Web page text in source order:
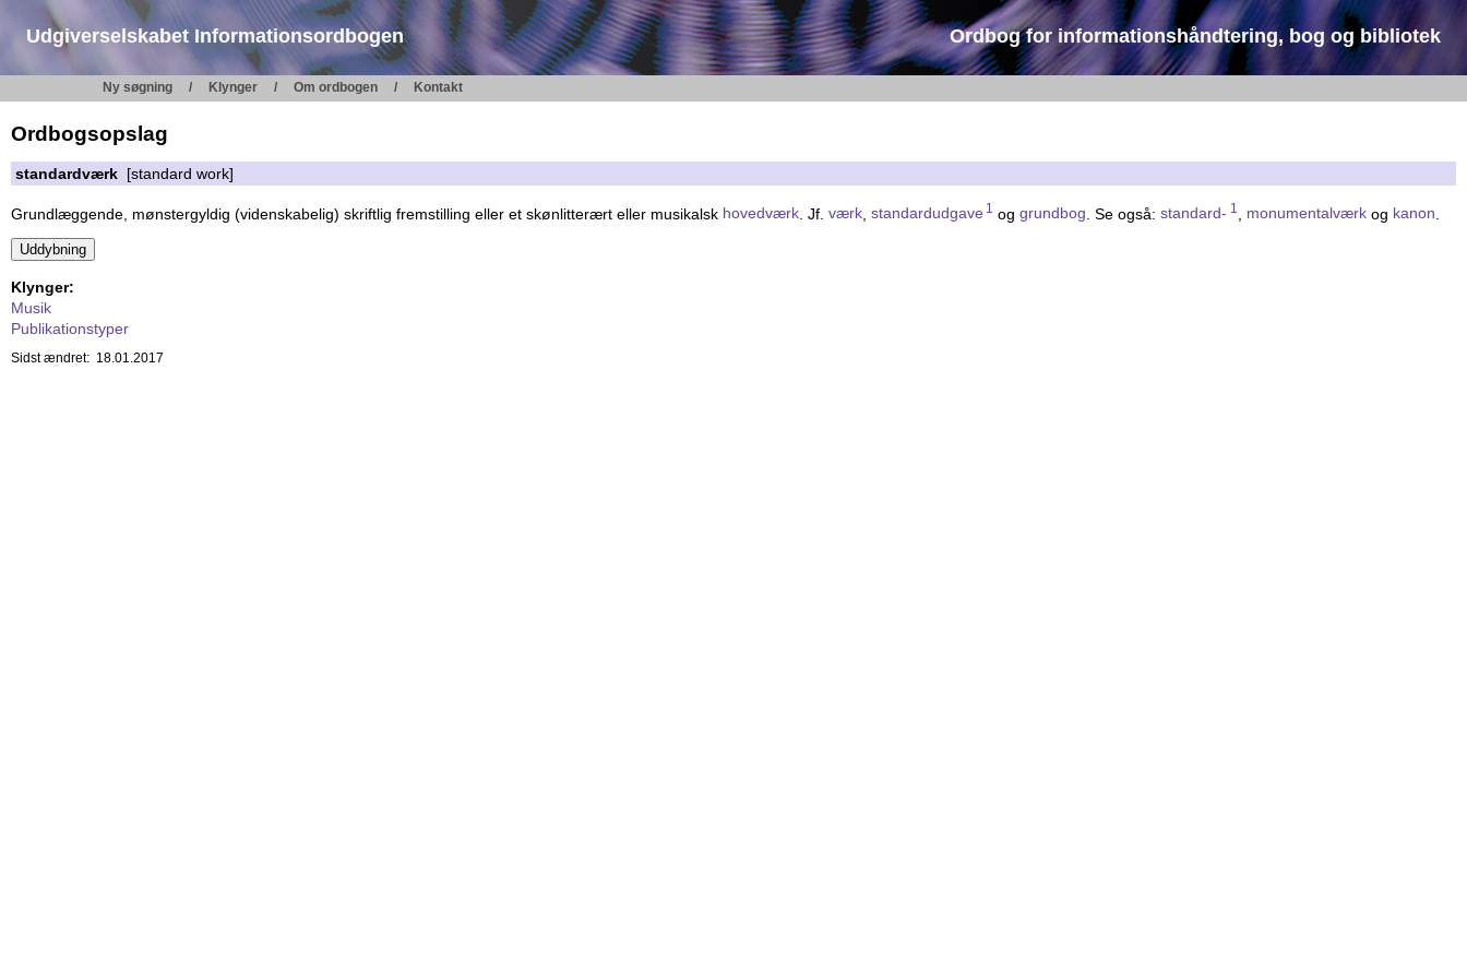
Udgiverselskabet Informationsordbogen Ordbog for informationshåndtering, bog og bibliotek
Ny søgning Klynger Om ordbogen Kontakt
Ordbogsopslag
standardværk [standard work]
Grundlæggende, mønstergyldig (videnskabelig) skriftlig fremstilling eller et skønlitterært eller musikalsk hovedværk . Jf. værk standardudgave 1 oggrundbog . Se også:standard- 1 monumentalværkog kanon
Klynger:
Musik
Publikationstyper
Sidst ændret: 18.01.2017